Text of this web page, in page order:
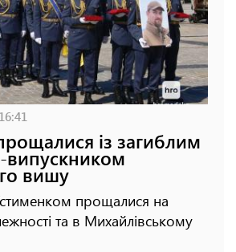
із загиблим
випускником
вишу
прощалися на
та в Михайлівському